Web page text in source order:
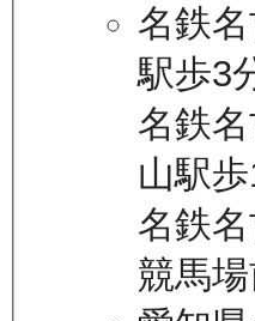
名鉄
駅歩3
名鉄
山駅
名鉄
競馬